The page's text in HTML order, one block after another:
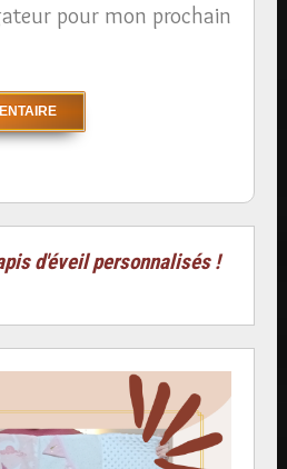
pour mon prochain
d'éveil personnalisés !